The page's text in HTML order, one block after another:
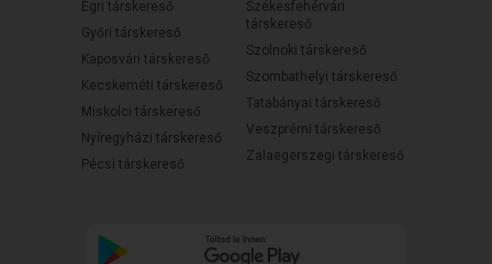
Egri társkereső
Győri társkereső
Kaposvári társkereső
Kecskeméti társkereső
Miskolci társkereső
Nyíregyházi társkereső
Pécsi társkereső
Székesfehérvári
társkereső
Szolnoki társkereső
Szombathelyi társkereső
Tatabányai társkereső
Veszprémi társkereső
Zalaegerszegi társkereső